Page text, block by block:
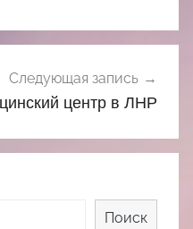
Следующая запись
центр в ЛНР
Поиск